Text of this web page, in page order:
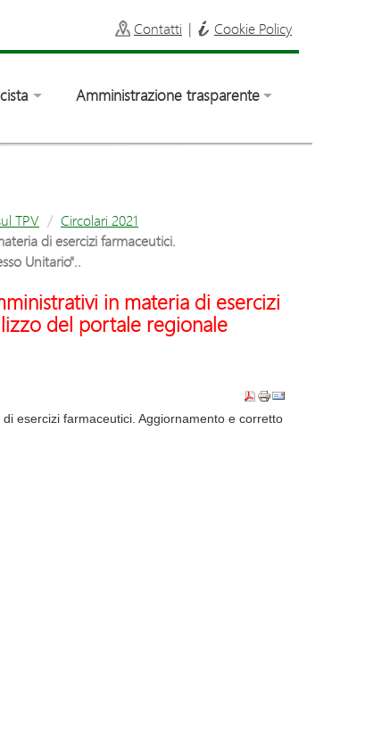
Contatti | Cookie Policy
Amministrazione trasparente
TPV
Circolari 2021
di esercizi farmaceutici.
Unitario"..
in materia di esercizi
del portale regionale
esercizi farmaceutici. Aggiornamento e corretto